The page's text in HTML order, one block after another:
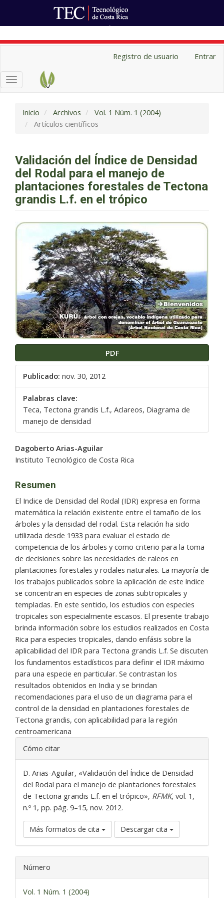
Contenido
principal
lateral
Registro de usuario Entrar
Toggle
navigation
Inicio
Archivos
Vol. 1 Núm. 1 (2004)
Artículos científicos
Validación del Índice de Densidad
del Rodal para el manejo de
plantaciones forestales de Tectona
grandis L.f. en el trópico
Barra
artículo
PDF
Publicado: nov. 30, 2012
Palabras clave:
Teca, Tectona grandis L.f., Aclareos, Diagrama de
manejo de densidad
Contenido
principal
Dagoberto Arias-Aguilar
Instituto Tecnológico de Costa Rica
Resumen
El Indice de Densidad del Rodal (IDR) expresa en forma
matemática la relación existente entre el tamaño de los
árboles y la densidad del rodal. Esta relación ha sido
utilizada desde 1933 para evaluar el estado de
competencia de los árboles y como criterio para la toma
de decisiones sobre las necesidades de raleos en
plantaciones forestales y rodales naturales. La mayoría de
los trabajos publicados sobre la aplicación de este índice
se concentran en especies de zonas subtropicales y
templadas. En este sentido, los estudios con especies
tropicales son especialmente escasos. El presente trabajo
brinda información sobre los estudios realizados en Costa
Rica para especies tropicales, dando enfásis sobre la
aplicabilidad del IDR para Tectona grandis L.f. Se discuten
los fundamentos estadísticos para definir el IDR máximo
para una especie en particular. Se contrastan los
resultados obtenidos en India y se brindan
recomendaciones para el uso de un diagrama para el
control de la densidad en plantaciones forestales de
Tectona grandis, con aplicabilidad para la región
centroamericana
Detalles
del
artículo
Cómo citar
D. Arias-Aguilar, «Validación del Índice de Densidad
del Rodal para el manejo de plantaciones forestales
de Tectona grandis L.f. en el trópico», RFMK, vol. 1,
n.º 1, pp. pág. 9–15, nov. 2012.
Más formatos de cita Descargar cita
Número
Vol. 1 Núm. 1 (2004)